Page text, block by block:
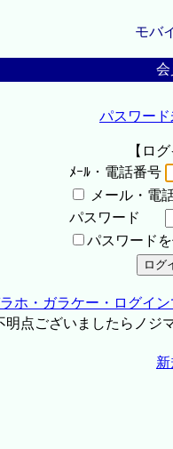
モバ
会
パスワー
【ロ
ﾒｰﾙ・電話番号
メール・電
パスワード
パスワード
ホ・ガラケー・ログイ
点ございましたらノジ